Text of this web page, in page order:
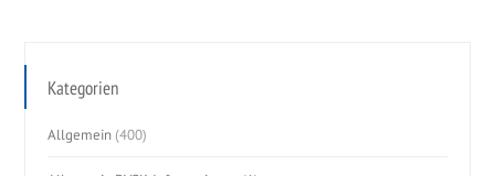
Kategorien
Allgemein (400)